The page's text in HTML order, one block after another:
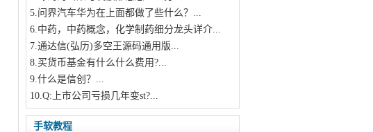
5.问界汽车华为在上面都做了些什么？...
6.中药，中药概念，化学制药细分龙头详介...
7.通达信(弘历)多空王源码通用版...
8.买货币基金有什么什么费用?...
9.什么是信创？...
10.Q:上市公司亏损几年变st?...
手软教程